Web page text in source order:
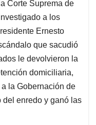
Corte Suprema de
a los
Ernesto
que sacudió
le devolvieron la
domiciliaria,
la Gobernación de
del enredo y ganó las